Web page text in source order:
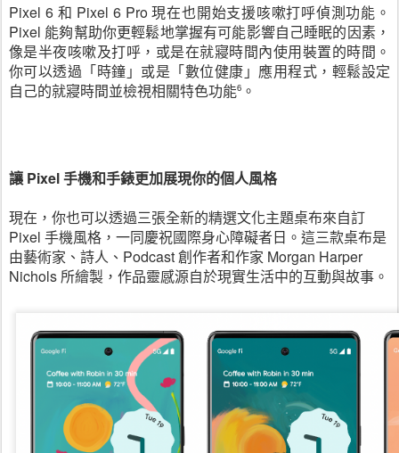
Pixel 6 和 Pixel 6 Pro 現在也開始支援咳嗽打呼偵測功能。
Pixel 能夠幫助你更輕鬆地掌握有可能影響自己睡眠的因素，
像是半夜咳嗽及打呼，或是在就寢時間內使用裝置的時間。
你可以透過「時鐘」或是「數位健康」應用程式，輕鬆設定
自己的就寢時間並檢視相關特色功能6 。
讓 Pixel 手機和手錶更加展現你的個人風格
現在，你也可以透過三張全新的精選文化主題桌布來自訂
Pixel 手機風格，一同慶祝國際身心障礙者日。這三款桌布是
由藝術家、詩人、Podcast 創作者和作家 Morgan Harper
Nichols 所繪製，作品靈感源自於現實生活中的互動與故事。